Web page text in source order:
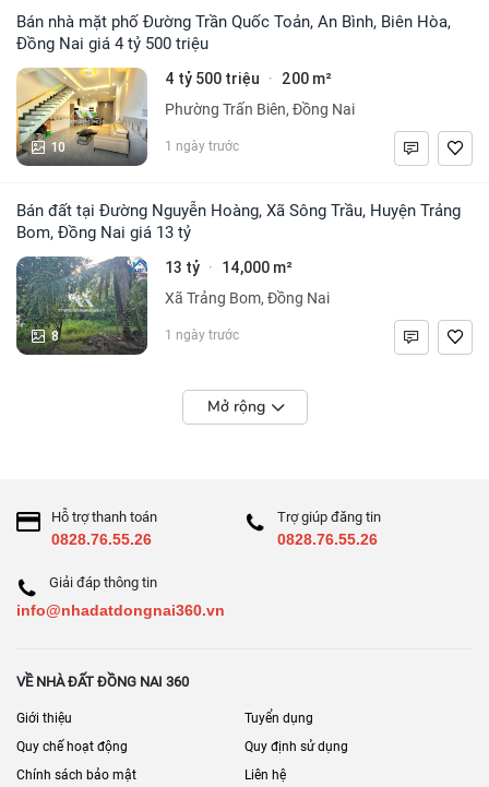
Bán nhà mặt phố Đường Trần Quốc Toản, An Bình, Biên Hòa,
Đồng Nai giá 4 tỷ 500 triệu
10
4 tỷ 500 triệu · 200 m²
Phường Trấn Biên, Đồng Nai
1 ngày trước
Bán đất tại Đường Nguyễn Hoàng, Xã Sông Trầu, Huyện Trảng
Bom, Đồng Nai giá 13 tỷ
8
13 tỷ · 14,000 m²
Xã Trảng Bom, Đồng Nai
1 ngày trước
Mở rộng
Hỗ trợ thanh toán
0828.76.55.26
Trợ giúp đăng tin
0828.76.55.26
Giải đáp thông tin
info@nhadatdongnai360.vn
VỀ NHÀ ĐẤT ĐỒNG NAI 360
Giới thiệu
Tuyển dụng
Quy chế hoạt động
Quy định sử dụng
Chính sách bảo mật
Liên hệ